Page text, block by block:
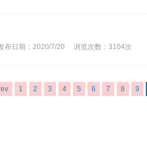
日期：2020/7/20 浏览次数：3104次
1 2 3 4 5 6 7 8 9